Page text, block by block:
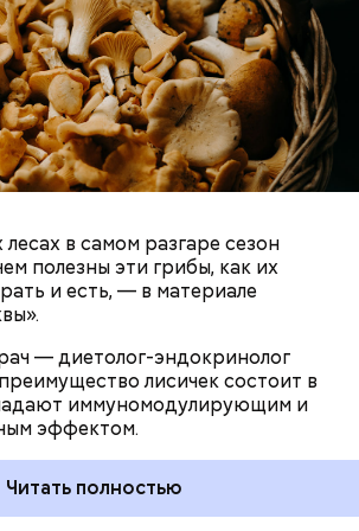
в самом разгаре сезон
полезны эти грибы, как их
и есть, — в материале
— диетолог-эндокринолог
лисичек состоит в
иммуномодулирующим и
эффектом.
считается оптимальным
антипаразитарных
специалист.
Читать полностью
ГРИБЫ ПРОДУКТЫ
молнией важно не
Бычков: